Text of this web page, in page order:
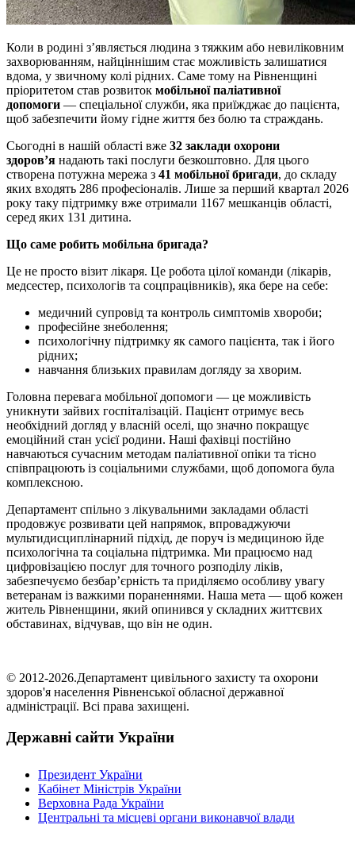
Коли в родині з’являється людина з тяжким або невиліковним
захворюванням, найціннішим стає можливість залишатися
вдома, у звичному колі рідних. Саме тому на Рівненщині
пріоритетом став розвиток мобільної паліативної
допомоги — спеціальної служби, яка приїжджає до пацієнта,
щоб забезпечити йому гідне життя без болю та страждань.
Сьогодні в нашій області вже 32 заклади охорони
здоров’я надають такі послуги безкоштовно. Для цього
створена потужна мережа з 41 мобільної бригади, до складу
яких входять 286 професіоналів. Лише за перший квартал 2026
року таку підтримку вже отримали 1167 мешканців області,
серед яких 131 дитина.
Що саме робить мобільна бригада?
Це не просто візит лікаря. Це робота цілої команди (лікарів,
медсестер, психологів та соцпрацівників), яка бере на себе:
медичний супровід та контроль симптомів хвороби;
професійне знеболення;
психологічну підтримку як самого пацієнта, так і його
рідних;
навчання близьких правилам догляду за хворим.
Головна перевага мобільної допомоги — це можливість
уникнути зайвих госпіталізацій. Пацієнт отримує весь
необхідний догляд у власній оселі, що значно покращує
емоційний стан усієї родини. Наші фахівці постійно
навчаються сучасним методам паліативної опіки та тісно
співпрацюють із соціальними службами, щоб допомога була
комплексною.
Департамент спільно з лікувальними закладами області
продовжує розвивати цей напрямок, впроваджуючи
мультидисциплінарний підхід, де поруч із медициною йде
психологічна та соціальна підтримка. Ми працюємо над
цифровізацією послуг для точного розподілу ліків,
забезпечуємо безбар’єрність та приділяємо особливу увагу
ветеранам із важкими пораненнями. Наша мета — щоб кожен
житель Рівненщини, який опинився у складних життєвих
обставинах, відчував, що він не один.
© 2012-2026.Департамент цивільного захисту та охорони
здоров'я населення Рівненської обласної державної
адміністрації. Всі права захищені.
Державні сайти України
Президент України
Кабінет Міністрів України
Верховна Рада України
Центральні та місцеві органи виконавчої влади